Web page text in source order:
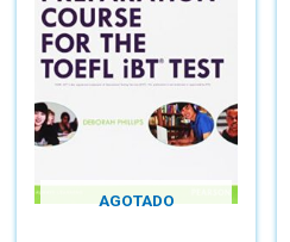
AGOTADO